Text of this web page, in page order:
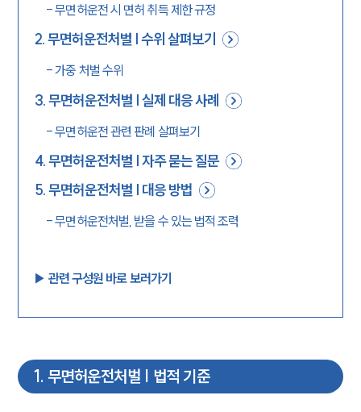
-무면허운전 시 면허 취득 제한 규정
2.무면허운전처벌 | 수위 살펴보기
-가중 처벌 수위
3.무면허운전처벌 | 실제 대응 사례
-무면허운전 관련 판례 살펴보기
4.무면허운전처벌 | 자주 묻는 질문
5.무면허운전처벌 | 대응 방법
-무면허운전처벌, 받을 수 있는 법적 조력
▶︎ 관련 구성원 바로 보러가기
1. 무면허운전처벌 | 법적 기준